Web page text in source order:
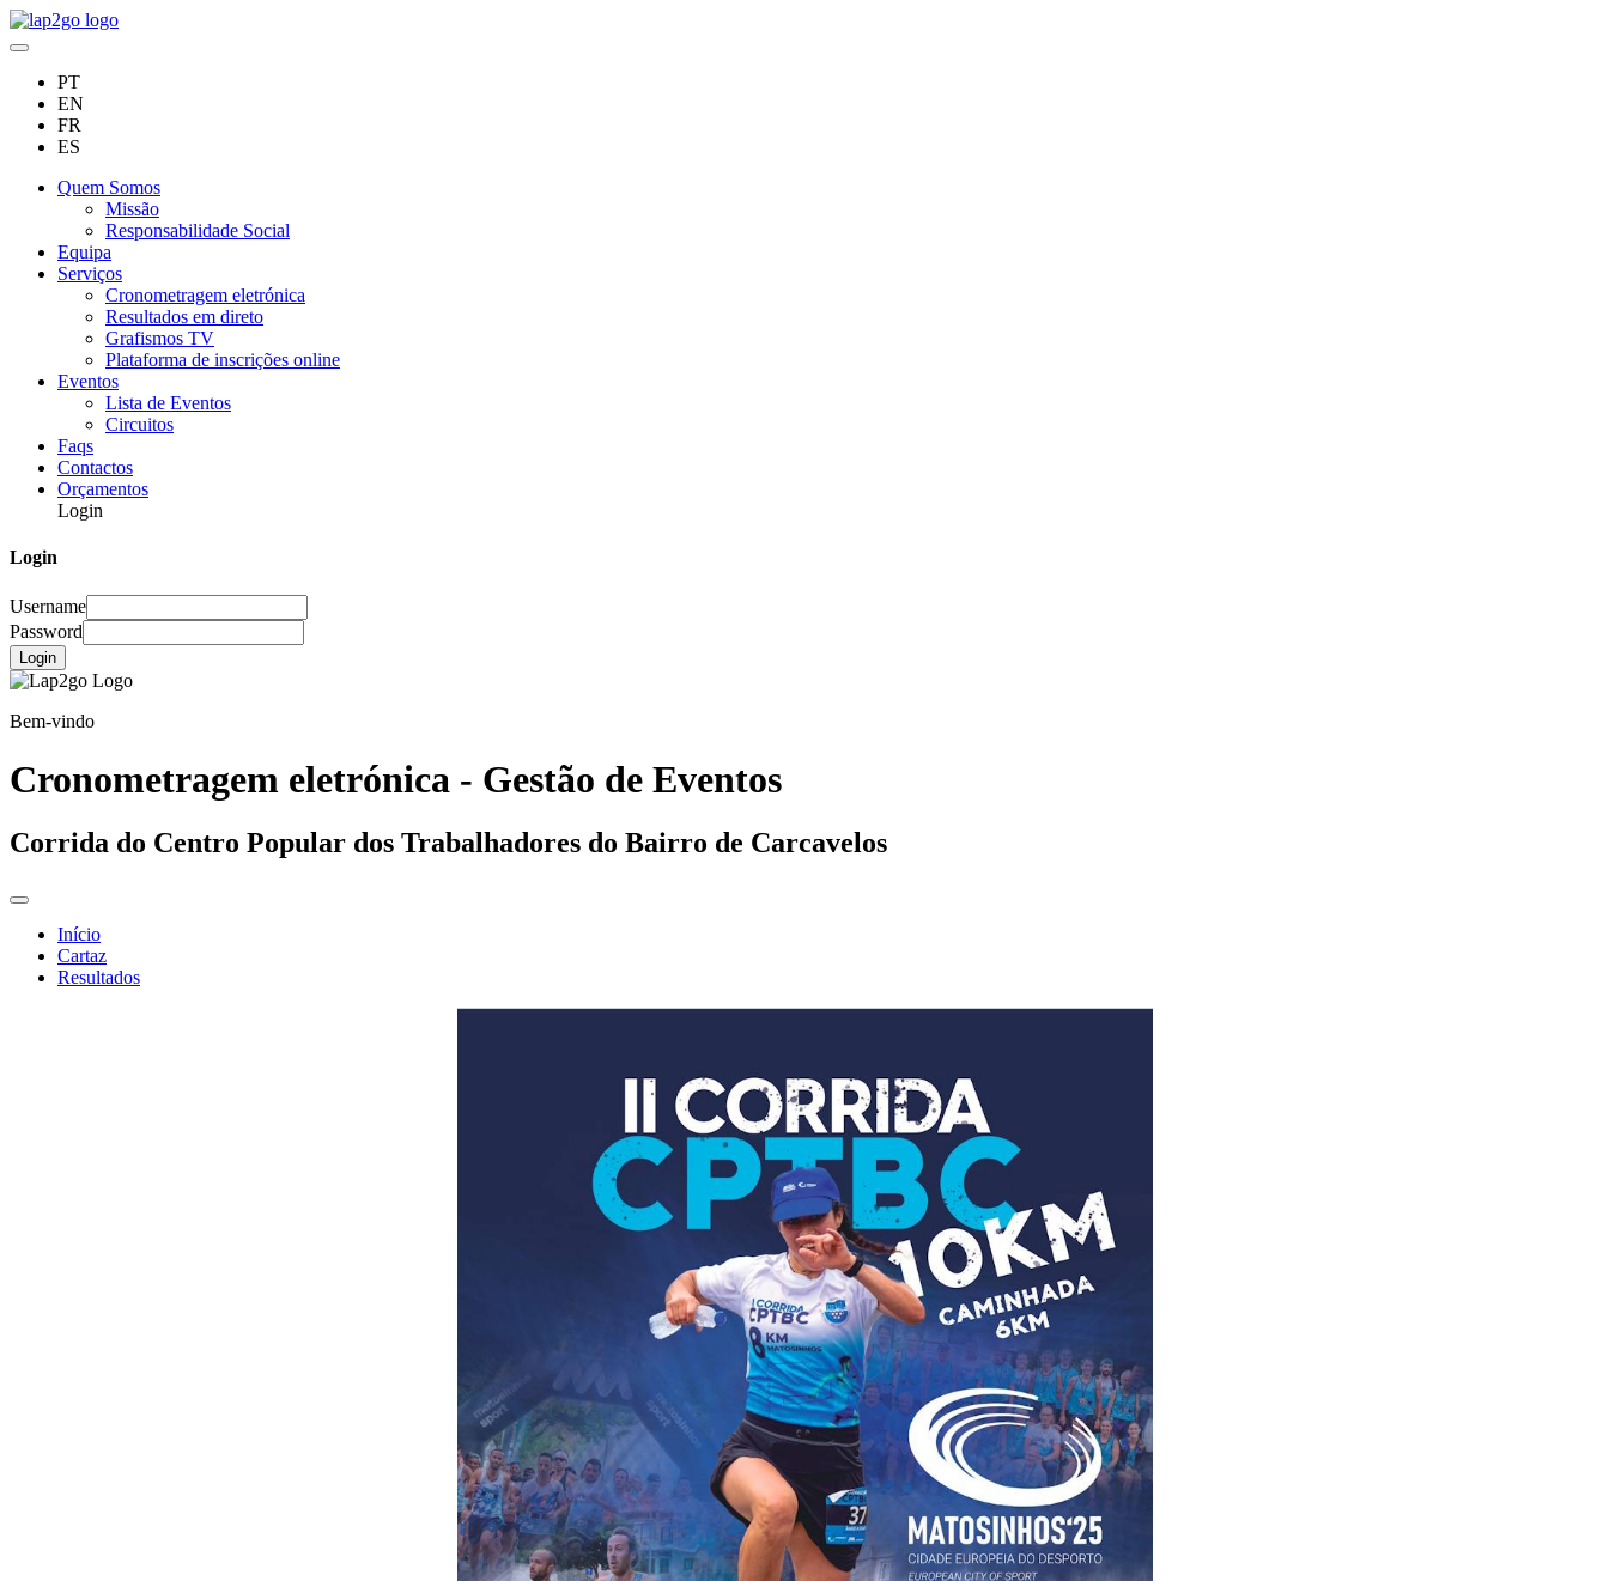
PT
EN
FR
ES
Quem Somos
Missão
Responsabilidade Social
Equipa
Serviços
Cronometragem eletrónica
Resultados em direto
Grafismos TV
Plataforma de inscrições online
Eventos
Lista de Eventos
Circuitos
Faqs
Contactos
Orçamentos
Login
Login
Username
Password
Login
Bem-vindo
Cronometragem eletrónica - Gestão de Eventos
Corrida do Centro Popular dos Trabalhadores do Bairro de Carcavelos
Início
Cartaz
Resultados